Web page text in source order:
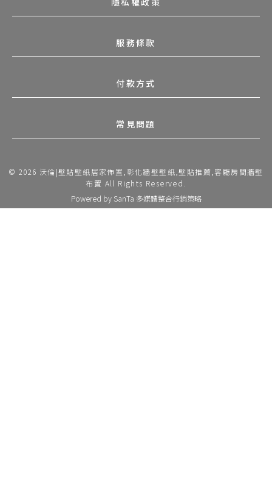
服務條款
付款方式
常見問題
© 2026 沃倫|壁貼壁紙居家佈置,彰化牆壁壁紙,壁貼推薦,客廳房間牆壁
布置 All Rights Reserved.
Powered by SanTa 多媒體整合行銷策略